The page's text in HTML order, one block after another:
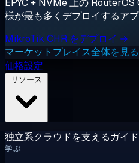
EPYC + NVMe 上の
様が最も多くデプロイするア
MikroTik CHR をデプロイ →
マーケットプレイス全体を見
価格設定
独立系クラウドを支えるガイド
学ぶ